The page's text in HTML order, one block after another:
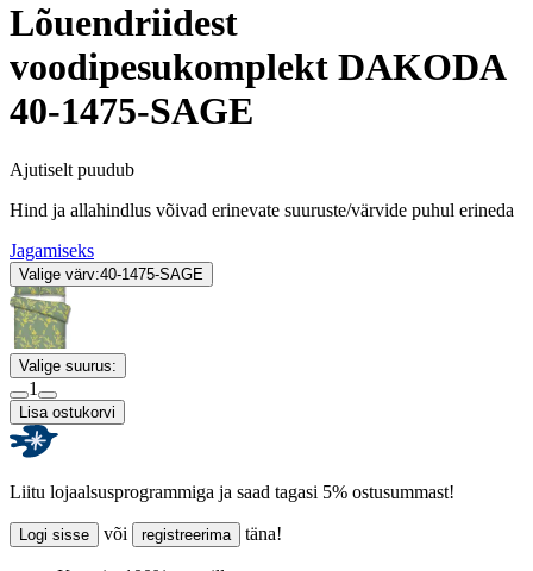
Lõuendriidest
voodipesukomplekt DAKODA
40-1475-SAGE
Ajutiselt puudub
Hind ja allahindlus võivad erinevate suuruste/värvide puhul erineda
Jagamiseks
Valige värv:40-1475-SAGE
Valige suurus:
1
Lisa ostukorvi
Liitu lojaalsusprogrammiga ja saad tagasi 5% ostusummast!
Logi sisse või registreerima täna!